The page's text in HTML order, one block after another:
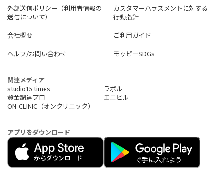
外部送信ポリシー（利用者情報の
送信について）
カスタマーハラスメントに対する
行動指針
会社概要
ご利用ガイド
ヘルプ/お問い合わせ
モッピーSDGs
関連メディア
studio15 times
ラボル
資金調達プロ
エニピル
ON-CLINIC（オンクリニック）
アプリをダウンロード